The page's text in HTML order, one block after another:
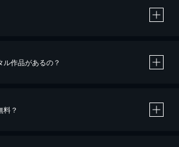
作品があるの？
料？